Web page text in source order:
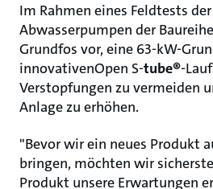
Im Rahmen eines Feldtests
Abwasserpumpen der
Grundfos vor, eine 63-kW-
innovativenOpen S-tube®-
Verstopfungen zu vermeiden
Anlage zu erhöhen.
"Bevor wir ein neues Produkt
bringen, möchten wir
Produkt unsere Erwartungen